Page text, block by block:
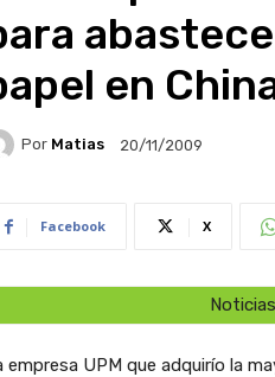
en
Por Matias 20/11/2009
Facebook X
empresa UPM que adquirío la